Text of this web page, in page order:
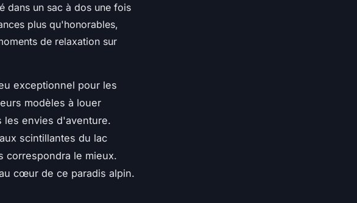
dans un sac à dos une fois
plus qu'honorables,
de relaxation sur
exceptionnel pour les
modèles à louer
les envies d'aventure.
scintillantes du lac
correspondra le mieux.
cœur de ce paradis alpin.